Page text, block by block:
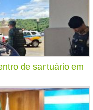
de santuário em